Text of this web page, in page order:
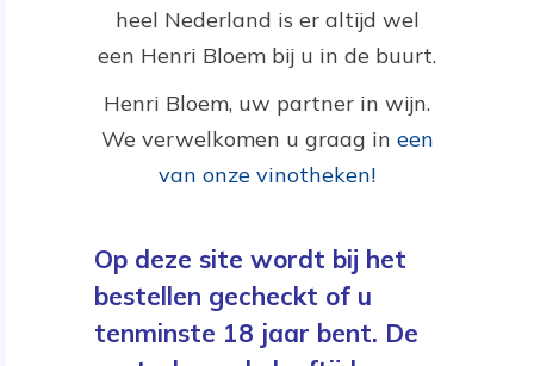
heel Nederland is er altijd wel
een Henri Bloem bij u in de buurt.
Henri Bloem, uw partner in wijn.
We verwelkomen u graag in een
van onze vinotheken!
Op deze site wordt bij het
bestellen gecheckt of u
tenminste 18 jaar bent. De